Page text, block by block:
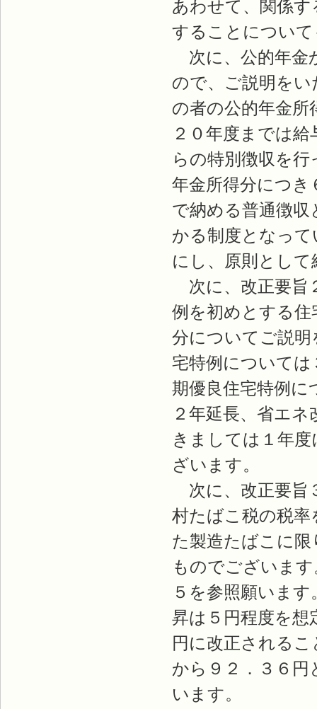
あわせて、関係
することについ
次に、公的年金
ので、ご説明を
の者の公的年金
２０年度までは
らの特別徴収を
年金所得分につき
で納める普通徴
かる制度となっ
にし、原則とし
次に、改正要旨
例を初めとする住
分についてご説
宅特例については
期優良住宅特例
２年延長、省エ
きましては１年
ざいます。
次に、改正要旨
村たばこ税の税率
た製造たばこに
ものでございま
５を参照願いま
昇は５円程度を想
円に改正される
から９２．３６
います。